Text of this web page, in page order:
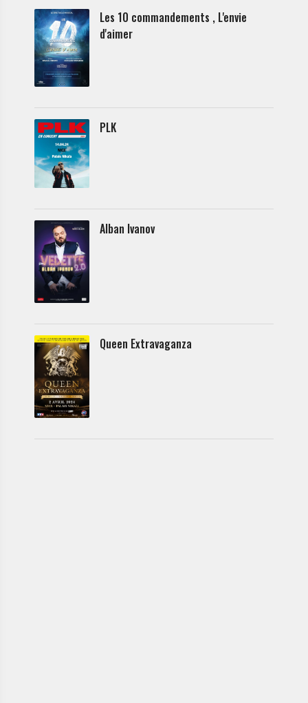
Les 10 commandements , L'envie
d'aimer
PLK
Alban Ivanov
Queen Extravaganza